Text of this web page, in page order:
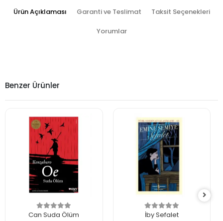
Ürün Açıklaması Garanti ve Teslimat Taksit Seçenekleri
Yorumlar
Benzer Ürünler
Can Suda Ölüm İby Sefalet